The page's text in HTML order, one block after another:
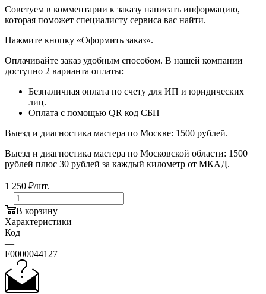
​​​​​​​Советуем в комментарии к заказу написать информацию,
которая поможет специалисту сервиса вас найти.
​​​​​​​Нажмите кнопку «Оформить заказ».
Оплачивайте заказ удобным способом. В нашей компании
доступно 2 варианта оплаты:
Безналичная оплата по счету для ИП и юридических
лиц.
Оплата с помощью QR код СБП
Выезд и диагностика мастера по Москве: 1500 рублей.
Выезд и диагностика мастера по Московской области: 1500
рублей плюс 30 рублей за каждый километр от МКАД.
1 250 ₽/шт.
В корзину
Характеристики
Код
—
F0000044127